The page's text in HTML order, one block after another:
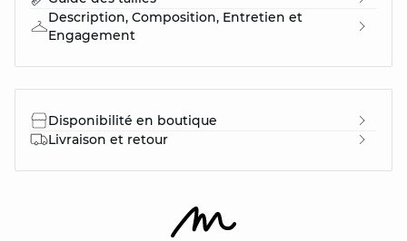
Description, Composition, Entretien et
Engagement
Disponibilité en boutique
Livraison et retour